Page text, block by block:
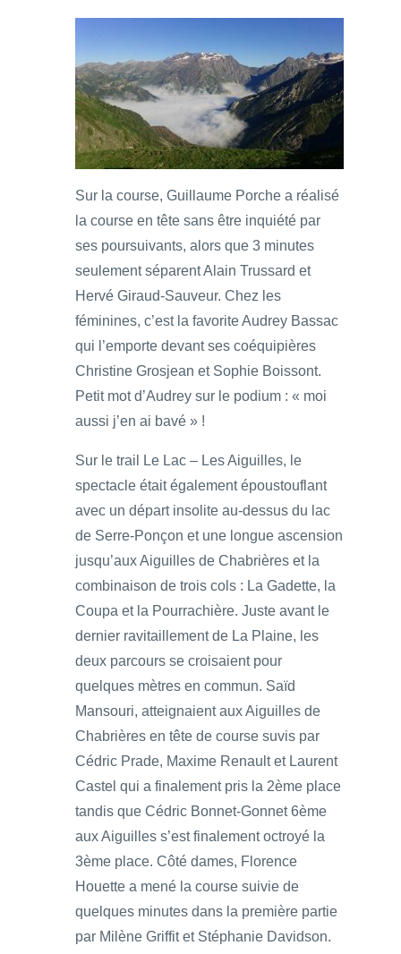
Sur la course, Guillaume Porche a réalisé
la course en tête sans être inquiété par
ses poursuivants, alors que 3 minutes
seulement séparent Alain Trussard et
Hervé Giraud-Sauveur. Chez les
féminines, c’est la favorite Audrey Bassac
qui l’emporte devant ses coéquipières
Christine Grosjean et Sophie Boissont.
Petit mot d’Audrey sur le podium : « moi
aussi j’en ai bavé » !
Sur le trail Le Lac – Les Aiguilles, le
spectacle était également époustouflant
avec un départ insolite au-dessus du lac
de Serre-Ponçon et une longue ascension
jusqu’aux Aiguilles de Chabrières et la
combinaison de trois cols : La Gadette, la
Coupa et la Pourrachière. Juste avant le
dernier ravitaillement de La Plaine, les
deux parcours se croisaient pour
quelques mètres en commun. Saïd
Mansouri, atteignaient aux Aiguilles de
Chabrières en tête de course suvis par
Cédric Prade, Maxime Renault et Laurent
Castel qui a finalement pris la 2ème place
tandis que Cédric Bonnet-Gonnet 6ème
aux Aiguilles s’est finalement octroyé la
3ème place. Côté dames, Florence
Houette a mené la course suivie de
quelques minutes dans la première partie
par Milène Griffit et Stéphanie Davidson.